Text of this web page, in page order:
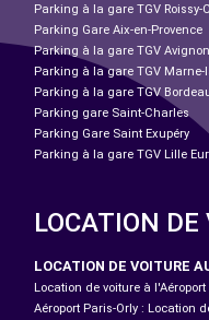
Parking à la gare TGV Roissy-
Parking Gare Aix-en-Provence
Parking à la gare TGV Avignon
Parking à la gare TGV Marne-
Parking à la gare TGV
Parking gare Saint-Charles
Parking Gare Saint Exupéry
Parking à la gare TGV Lille
LOCATION DE
LOCATION DE VOITURE
Location de voiture à l'Aéroport
Aéroport Paris-Orly : Location